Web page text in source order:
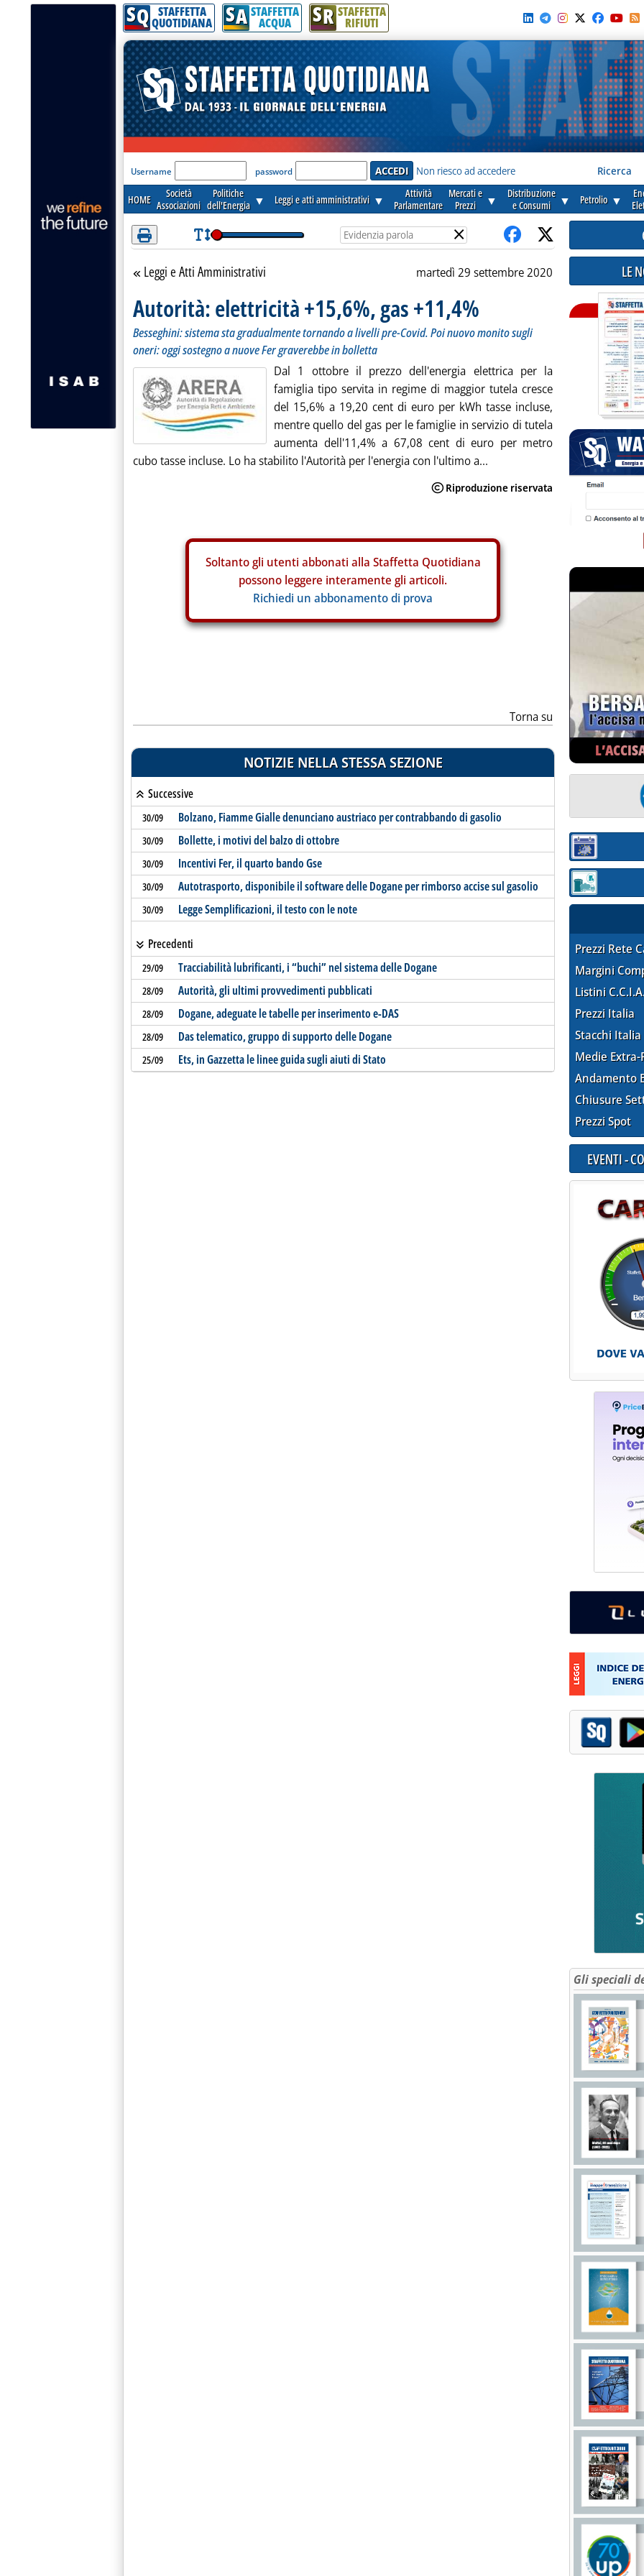
Attenzione! Esegui l'accesso per lèggere interamente la notizia.
SQ STAFFETTA
QUOTIDIANA SA STAFFETTA
ACQUA SR STAFFETTA
RIFIUTI
'Modulo Login per accedere'
Username password Non riesco ad accedere Ricerca
HOME
Società
Associazioni
Politiche
dell'Energia ▼ Leggi e atti amministrativi ▼
Attività
Parlamentare
Mercati e
Prezzi
▼
Distribuzione
e Consumi
▼ Petrolio ▼
×
Torna alla sezione
Leggi e Atti Amministrativi martedì 29 settembre 2020
Autorità: elettricità +15,6%, gas +11,4%
Besseghini: sistema sta gradualmente tornando a livelli pre-Covid. Poi nuovo monito sugli
oneri: oggi sostegno a nuove Fer graverebbe in bolletta
Dal 1 ottobre il prezzo dell'energia elettrica per la
famiglia tipo servita in regime di maggior tutela cresce
del 15,6% a 19,20 cent di euro per kWh tasse incluse,
mentre quello del gas per le famiglie in servizio di tutela
aumenta dell'11,4% a 67,08 cent di euro per metro
cubo tasse incluse. Lo ha stabilito l'Autorità per l'energia con l'ultimo a...
Soltanto gli utenti abbonati alla Staffetta Quotidiana
possono leggere interamente gli articoli.
Richiedi un abbonamento di prova
Torna su
NOTIZIE NELLA STESSA SEZIONE
Successive
30/09 Bolzano, Fiamme Gialle denunciano austriaco per contrabbando di gasolio
30/09 Bollette, i motivi del balzo di ottobre
30/09 Incentivi Fer, il quarto bando Gse
30/09 Autotrasporto, disponibile il software delle Dogane per rimborso accise sul gasolio
30/09 Legge Semplificazioni, il testo con le note
Precedenti
29/09 Tracciabilità lubrificanti, i “buchi” nel sistema delle Dogane
28/09 Autorità, gli ultimi provvedimenti pubblicati
28/09 Dogane, adeguate le tabelle per inserimento e-DAS
28/09 Das telematico, gruppo di supporto delle Dogane
25/09 Ets, in Gazzetta le linee guida sugli aiuti di Stato
LE
Sezione:
Sezione:
Prezzi Rete
Margini
Listini
Prezzi Italia
Stacchi Italia
Medie Extra-
Andamento
Chiusure
Prezzi Spot
EVENTI -
Gli speciali